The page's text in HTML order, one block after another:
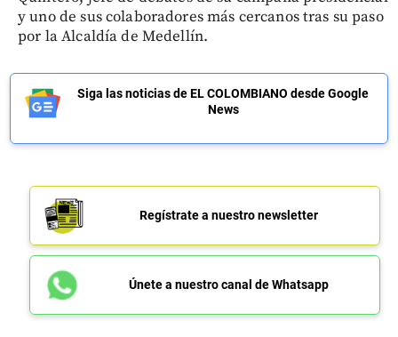
y uno de sus colaboradores más cercanos tras su paso
por la Alcaldía de Medellín.
Siga las noticias de EL COLOMBIANO desde Google
News
Regístrate a nuestro newsletter
Únete a nuestro canal de Whatsapp